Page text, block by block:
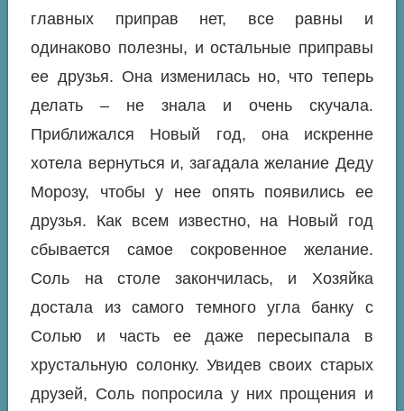
главных приправ нет, все равны и
одинаково полезны, и остальные приправы
ее друзья. Она изменилась но, что теперь
делать – не знала и очень скучала.
Приближался Новый год, она искренне
хотела вернуться и, загадала желание Деду
Морозу, чтобы у нее опять появились ее
друзья. Как всем известно, на Новый год
сбывается самое сокровенное желание.
Соль на столе закончилась, и Хозяйка
достала из самого темного угла банку с
Солью и часть ее даже пересыпала в
хрустальную солонку. Увидев своих старых
друзей, Соль попросила у них прощения и